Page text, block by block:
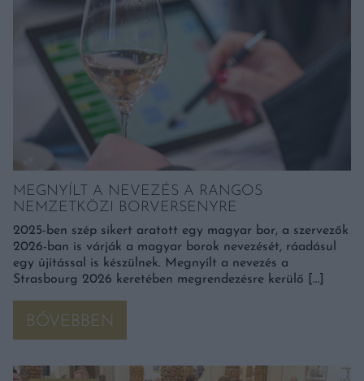
MEGNYÍLT A NEVEZÉS A RANGOS
NEMZETKÖZI BORVERSENYRE
2025-ben szép sikert aratott egy magyar bor, a szervezők
2026-ban is várják a magyar borok nevezését, ráadásul
egy újítással is készülnek. Megnyílt a nevezés a
Strasbourg 2026 keretében megrendezésre kerülő […]
BŐVEBBEN